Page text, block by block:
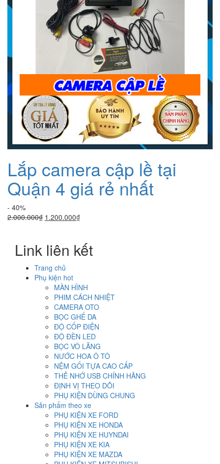
Lắp camera cập lề tại
Quận 4 giá rẻ nhất
- 40%
2.000.000₫ Giá
2.000.000₫.
1.200.000₫Giá
là:
1.200.000₫.
Link liên kết
Trang chủ
Phụ kiện hot
MÀN HÌNH
PHIM CÁCH NHIỆT
CAMERA OTO
BỌC GHẾ DA
ĐỘ CỐP ĐIỆN
ĐỘ ĐÈN LED
BỌC VÔ LĂNG
NƯỚC HOA Ô TÔ
NỆM GỐI TỰA CAO CẤP
THẺ NHỚ USB CHÍNH HÃNG
ĐỊNH VỊ THEO DÕI
PHỤ KIỆN DÙNG CHUNG
Sản phẩm theo xe
PHỤ KIỆN XE FORD
PHỤ KIỆN XE HONDA
PHỤ KIỆN XE HUYNDAI
PHỤ KIỆN XE KIA
PHỤ KIỆN XE MAZDA